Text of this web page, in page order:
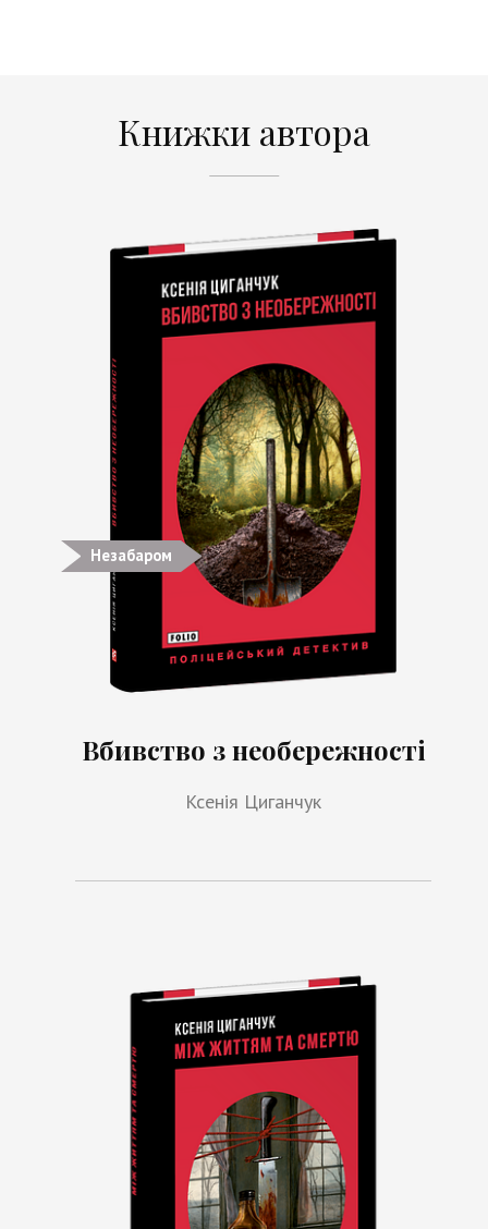
Книжки автора
Незабаром
Вбивство з необережності
Ксенія Циганчук